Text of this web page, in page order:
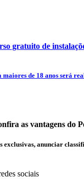
gratuito de
de 18 anos será
as vantagens do
exclusivas, anunciar
sociais